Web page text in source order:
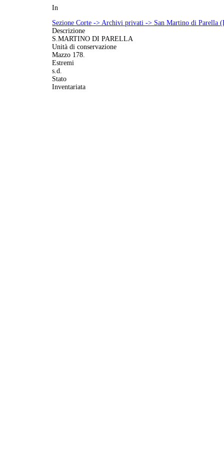
In
Sezione Corte -> Archivi privati -> San Martino di Parella
Descrizione
S.MARTINO DI PARELLA
Unità di conservazione
Mazzo 178.
Estremi
s.d.
Stato
Inventariata